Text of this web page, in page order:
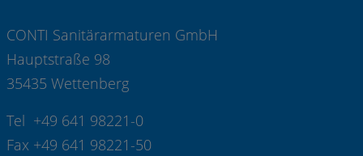
CONTI Sanitärarmaturen GmbH
Hauptstraße 98
35435 Wettenberg
Tel +49 641 98221-0
Fax +49 641 98221-50